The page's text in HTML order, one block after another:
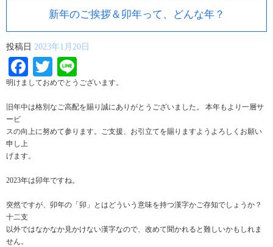
新年のご挨拶＆卯年って、どんな年？
投稿日 2023年1月20日
Facebook
Twitter
明けましておめでとうございます。
旧年中は格別なご高配を賜り誠にありがとうございました。 本年もより一層サ
ービ
スの向上に努めて参ります。ご支援、お引立てを賜りますようよろしくお願い
申し上
げます。
2023年は卯年ですね。
突然ですが、卯年の「卯」とはどういう意味を持つ漢字かご存知でしょうか？
十二支
以外ではなかなか見かけない漢字なので、改めて聞かれると難しいかもしれま
せん。